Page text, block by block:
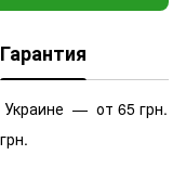
Гарантия
Украине — от 65 грн.